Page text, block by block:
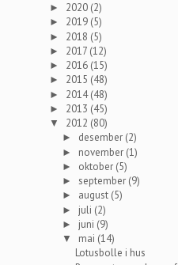
► 2020 (2)
► 2019 (5)
► 2018 (5)
► 2017 (12)
► 2016 (15)
► 2015 (48)
► 2014(48)
► 2013 (45)
▼ 2012 (80)
► desember (2)
► november (1)
► oktober (5)
►september (9)
► august (5)
► juli (2)
► juni (9)
▼ mai (14)
Lotusbolle i hus